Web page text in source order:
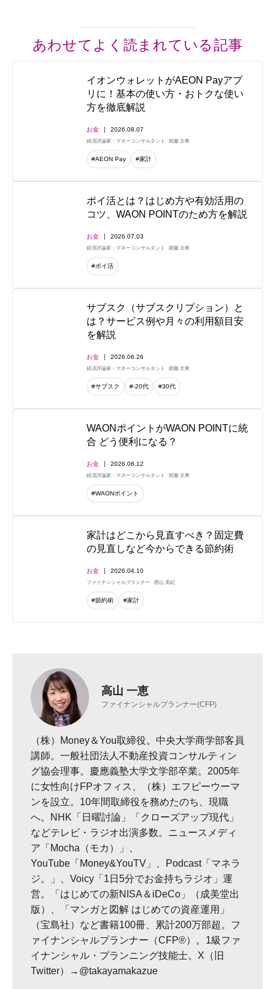
あわせてよく読まれている記事
イオンウォレットがAEON Payアプ
リに！基本の使い方・おトクな使い
方を徹底解説
お金 2026.08.07
経済評論家・マネーコンサルタント 頼藤 太希
#AEON Pay #家計
ポイ活とは？はじめ方や有効活用の
コツ、WAON POINTのため方を解説
お金 2026.07.03
経済評論家・マネーコンサルタント 頼藤 太希
#ポイ活
サブスク（サブスクリプション）と
は？サービス例や月々の利用額目安
を解説
お金 2026.06.26
経済評論家・マネーコンサルタント 頼藤 太希
#サブスク #-20代 #30代
WAONポイントがWAON POINTに統
合 どう便利になる？
お金 2026.06.12
経済評論家・マネーコンサルタント 頼藤 太希
#WAONポイント
家計はどこから見直すべき？固定費
の見直しなど今からできる節約術
お金 2026.04.10
ファイナンシャルプランナー 西山 美紀
#節約術 #家計
高山 一恵
ファイナンシャルプランナー(CFP)
（株）Money＆You取締役。中央大学商学部客員
講師。一般社団法人不動産投資コンサルティン
グ協会理事。慶應義塾大学文学部卒業。2005年
に女性向けFPオフィス、（株）エフピーウーマ
ンを設立。10年間取締役を務めたのち、現職
へ。NHK「日曜討論」「クローズアップ現代」
などテレビ・ラジオ出演多数。ニュースメディ
ア「Mocha（モカ）」、
YouTube「Money&YouTV」、Podcast「マネラ
ジ。」、Voicy「1日5分でお金持ちラジオ」運
営。「はじめての新NISA＆iDeCo」（成美堂出
版）、「マンガと図解 はじめての資産運用」
（宝島社）など書籍100冊、累計200万部超。フ
ァイナンシャルプランナー（CFP®）。1級ファ
イナンシャル・プランニング技能士。X（旧
Twitter）→@takayamakazue